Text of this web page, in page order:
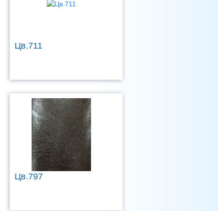
Цв.711
Цв.797